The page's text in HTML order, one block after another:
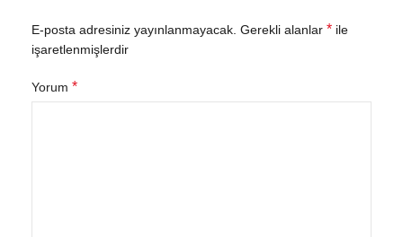
E-posta adresiniz yayınlanmayacak. Gerekli alanlar * ile
işaretlenmişlerdir
Yorum *